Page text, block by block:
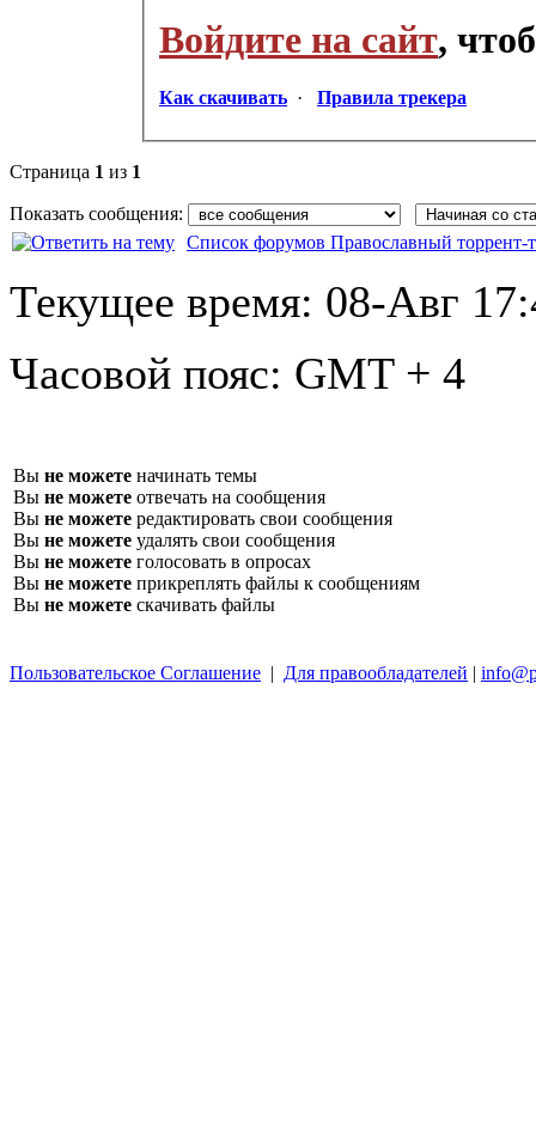
Войдите на сайт,
Как скачивать · Правила трекера
Страница 1 из 1
Показать сообщения:
Список форумов Православный торрент-
Текущее время: 08-Авг
Часовой пояс: GMT + 4
Вы не можете начинать темы
Вы не можете отвечать на сообщения
Вы не можете редактировать свои сообщения
Вы не можете удалять свои сообщения
Вы не можете голосовать в опросах
Вы не можете прикреплять файлы к сообщениям
Вы не можете скачивать файлы
Пользовательское Соглашение | Для правообладателей |